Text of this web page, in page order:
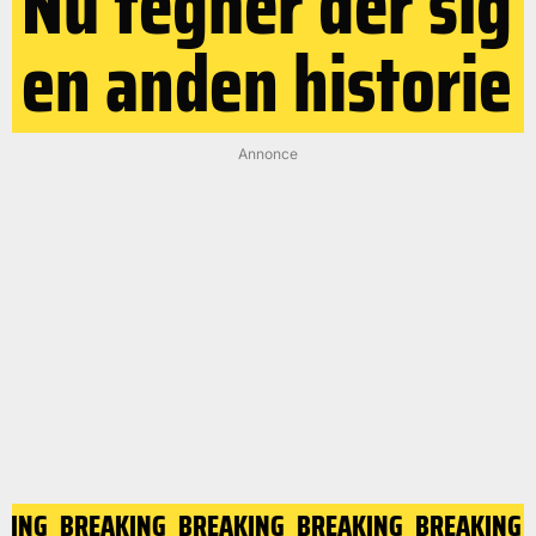
en anden historie
Annonce
BREAKING BREAKING BREAKING BREAKING